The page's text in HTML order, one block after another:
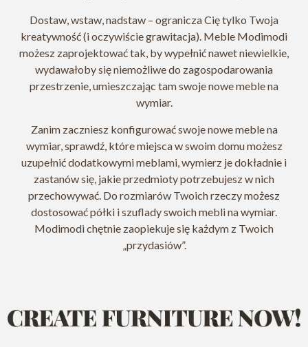
Dostaw, wstaw, nadstaw – ogranicza Cię tylko Twoja
kreatywność (i oczywiście grawitacja). Meble Modimodi
możesz zaprojektować tak, by wypełnić nawet niewielkie,
wydawałoby się niemożliwe do zagospodarowania
przestrzenie, umieszczając tam swoje nowe meble na
wymiar.
Zanim zaczniesz konfigurować swoje nowe meble na
wymiar, sprawdź, które miejsca w swoim domu możesz
uzupełnić dodatkowymi meblami, wymierz je dokładnie i
zastanów się, jakie przedmioty potrzebujesz w nich
przechowywać. Do rozmiarów Twoich rzeczy możesz
dostosować półki i szuflady swoich mebli na wymiar.
Modimodi chętnie zaopiekuje się każdym z Twoich
„przydasiów”.